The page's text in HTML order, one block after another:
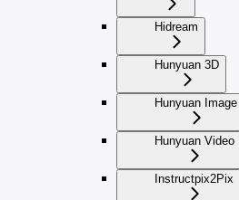
Hidream
Hunyuan 3D
Hunyuan Image
Hunyuan Video
Instructpix2Pix